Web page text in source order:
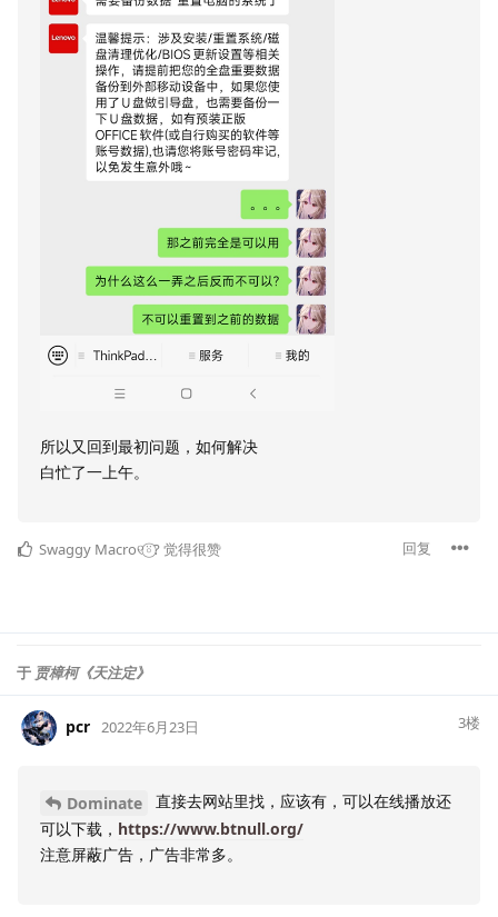
所以又回到最初问题，如何解决
白忙了一上午。
回复
Swaggy Macro୧⍤⃝?觉得很赞
于 贾樟柯《天注定》
pcr 2022年6月23日 3楼
Dominate
直接去网站里找，应该有，可以在线播放还
可以下载， https://www.btnull.org/
注意屏蔽广告，广告非常多。